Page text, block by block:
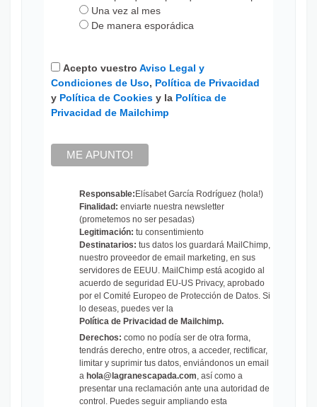
Una vez al mes
De manera esporádica
Acepto vuestro Aviso Legal y
Condiciones de Uso, Política de Privacidad
y Política de Cookiesy la Política de
Privacidad de Mailchimp
Responsable:Elísabet García Rodríguez (hola!)
Finalidad: enviarte nuestra newsletter
(prometemos no ser pesadas)
Legitimación: tu consentimiento
Destinatarios: tus datos los guardará MailChimp,
nuestro proveedor de email marketing, en sus
servidores de EEUU. MailChimp está acogido al
acuerdo de seguridad EU-US Privacy, aprobado
por el Comité Europeo de Protección de Datos. Si
lo deseas, puedes ver la
Política de Privacidad de Mailchimp.
Derechos: como no podía ser de otra forma,
tendrás derecho, entre otros, a acceder, rectificar,
limitar y suprimir tus datos, enviándonos un email
a hola@lagranescapada.com, así como a
presentar una reclamación ante una autoridad de
control. Puedes seguir ampliando esta